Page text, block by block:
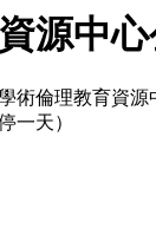
源中
倫理教育資
一天）